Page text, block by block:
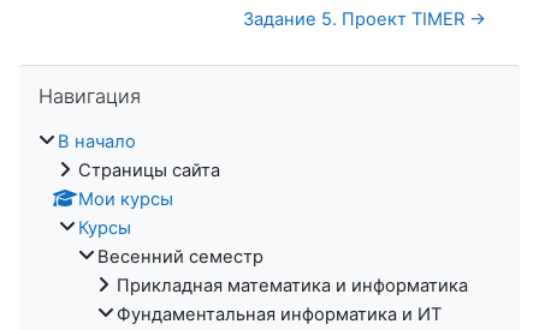
Задание 5. Проект TIMER →
Навигация
В начало
Страницы сайта
Мои курсы
Курсы
Весенний семестр
Прикладная математика и информатика
Фундаментальная информатика и ИТ